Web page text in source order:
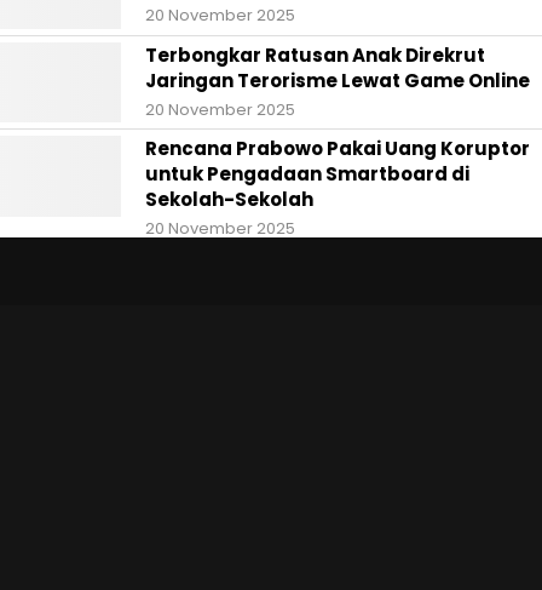
20 November 2025
Terbongkar Ratusan Anak Direkrut
Jaringan Terorisme Lewat Game Online
20 November 2025
Rencana Prabowo Pakai Uang Koruptor
untuk Pengadaan Smartboard di
Sekolah-Sekolah
20 November 2025